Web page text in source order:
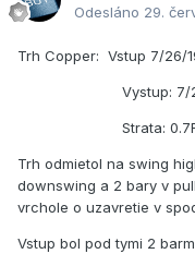
Odesláno 29.
Trh Copper: Vstup 7/26/
Vystup: 7/29/
Strata:
Trh odmietol na swing
downswing a 2 bary v
vrchole o uzavretie v
Vstup bol pod tymi 2